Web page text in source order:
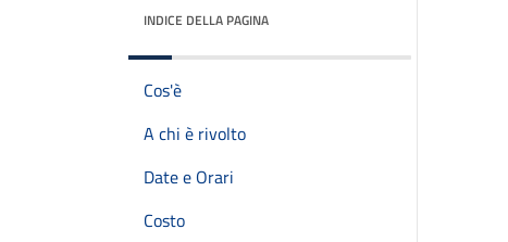
INDICE DELLA PAGINA
Cos'è
A chi è rivolto
Date e Orari
Costo